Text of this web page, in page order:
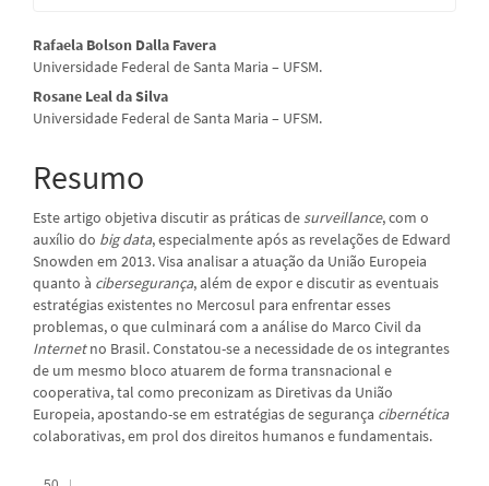
Conteúdo
do
artigo
principal
Rafaela Bolson Dalla Favera
Universidade Federal de Santa Maria – UFSM.
Rosane Leal da Silva
Universidade Federal de Santa Maria – UFSM.
Resumo
Este artigo objetiva discutir as práticas de surveillance, com o
auxílio do big data, especialmente após as revelações de Edward
Snowden em 2013. Visa analisar a atuação da União Europeia
quanto à cibersegurança, além de expor e discutir as eventuais
estratégias existentes no Mercosul para enfrentar esses
problemas, o que culminará com a análise do Marco Civil da
Internetno Brasil. Constatou-se a necessidade de os integrantes
de um mesmo bloco atuarem de forma transnacional e
cooperativa, tal como preconizam as Diretivas da União
Europeia, apostando-se em estratégias de segurança cibernética
colaborativas, em prol dos direitos humanos e fundamentais.